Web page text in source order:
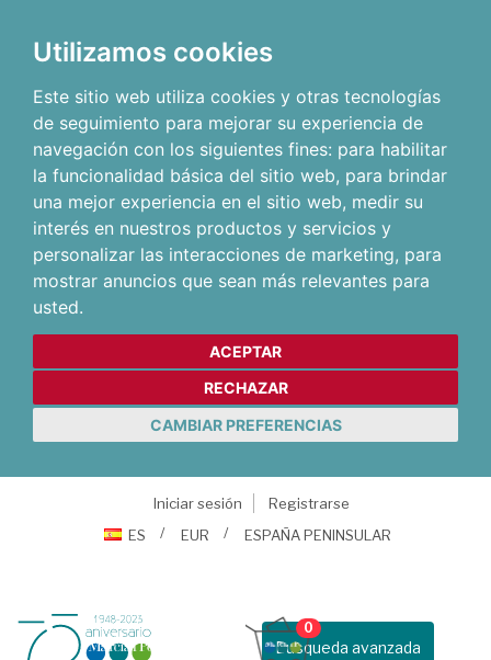
Utilizamos cookies
Este sitio web utiliza cookies y otras tecnologías
de seguimiento para mejorar su experiencia de
navegación con los siguientes fines: para habilitar
la funcionalidad básica del sitio web, para brindar
una mejor experiencia en el sitio web, medir su
interés en nuestros productos y servicios y
personalizar las interacciones de marketing, para
mostrar anuncios que sean más relevantes para
usted.
ACEPTAR
RECHAZAR
CAMBIAR PREFERENCIAS
Iniciar sesión
Registrarse
ES
EUR ESPAÑA PENINSULAR
Busqueda avanzada
0